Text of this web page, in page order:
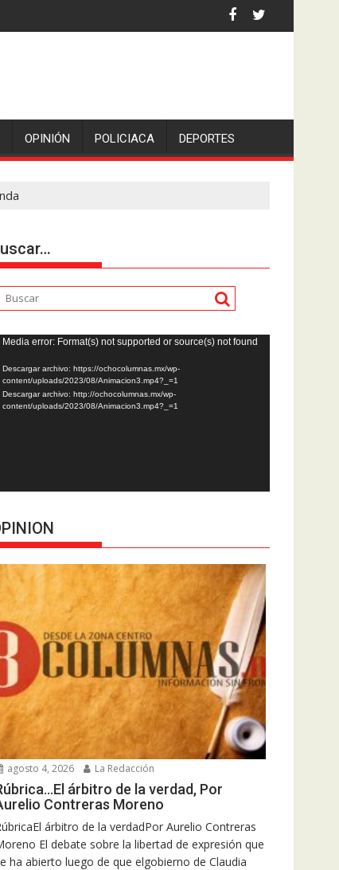
Pedro en Lerdo de Tejada, Veracruz.
OPINIÓN POLICIACA DEPORTES
Media error: Format(s) not supported or source(s) not found
Descargar archivo: https://ochocolumnas.mx/wp-
content/uploads/2023/08/Animacion3.mp4?_=1
Descargar archivo: http://ochocolumnas.mx/wp-
content/uploads/2023/08/Animacion3.mp4?_=1
agosto 4, 2026 La Redacción
árbitro de la verdad, Por
Contreras Moreno
árbitro de la verdadPor Aurelio Contreras
El debate sobre la libertad de expresión que
ha abierto luego de que elgobierno de Claudia